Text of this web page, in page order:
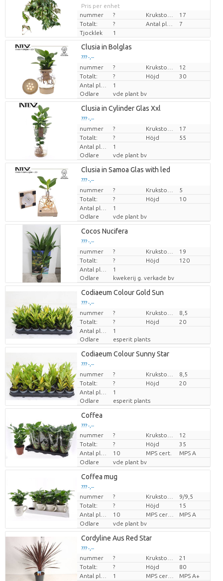
Pris per enhet
nummer
?
17
Totalt:
?
7
Tjocklek
1
Clusia in Bolglas
??? -,--
Pris per enhet
nummer ?
12
Totalt:
? Höjd
30
1
Odlare
vde plant bv
Clusia in Cylinder Glas Xxl
??? -,--
Pris per enhet
nummer ?
17
Totalt:
? Höjd
55
1
Odlare
vde plant bv
Clusia in Samoa Glas with led
??? -,--
Pris per enhet
nummer ?
5
Totalt:
? Höjd
10
1
Odlare
vde plant bv
Cocos Nucifera
??? -,--
Pris per enhet
nummer ?
19
Totalt:
? Höjd
120
1
Odlare
kwekerij g. verkade bv
Codiaeum Colour Gold Sun
??? -,--
Pris per enhet
nummer ?
8,5
Totalt:
? Höjd
20
1
Odlare
esperit plants
Codiaeum Colour Sunny Star
??? -,--
Pris per enhet
nummer ?
8,5
Totalt:
? Höjd
20
1
Odlare
esperit plants
Coffea
??? -,--
Pris per enhet
nummer ?
12
Totalt:
? Höjd
35
10 MPS cert.
MPS A
Odlare
vde plant bv
Coffea mug
??? -,--
Pris per enhet
nummer ?
9/9,5
Totalt:
? Höjd
15
10
MPS A
Odlare
vde plant bv
Cordyline Aus Red Star
??? -,--
Pris per enhet
nummer ?
21
Totalt:
? Höjd
80
1
MPS A+